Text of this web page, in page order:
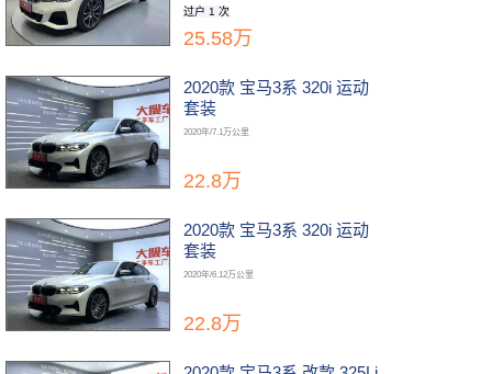
过户 1 次
25.58万
2020款 宝马3系 320i 运动
套装
2020年/7.1万公里
22.8万
2020款 宝马3系 320i 运动
套装
2020年/6.12万公里
22.8万